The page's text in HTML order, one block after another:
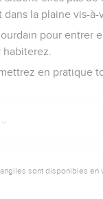
la plaine vis-
pour entrer
en pratique
sont disponibles en